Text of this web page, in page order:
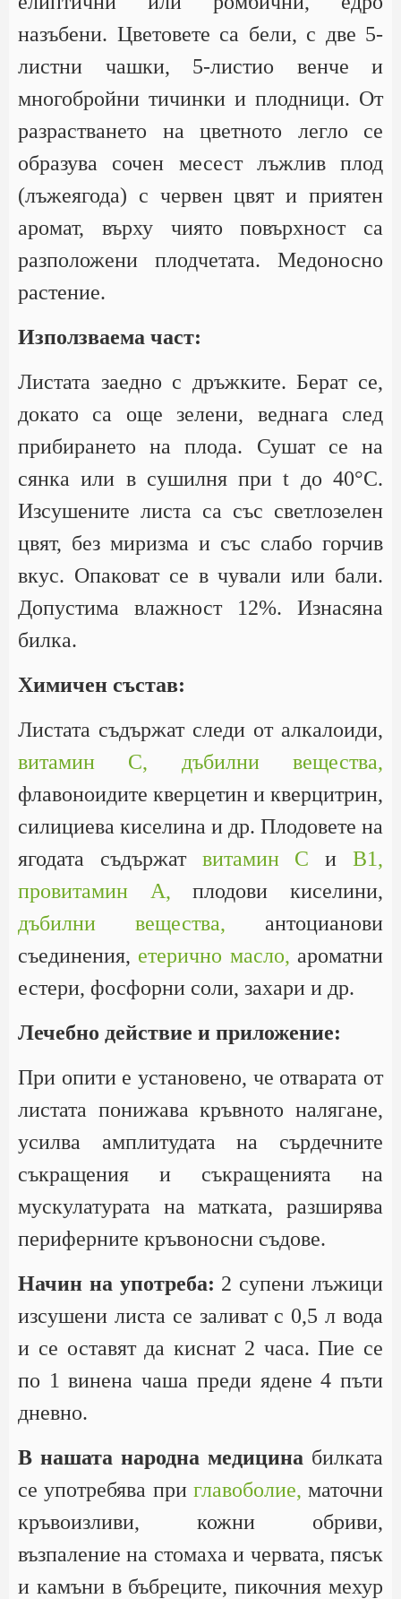
назъбени. Цветовете са бели, с две 5-
листни чашки, 5-листио венче и
многобройни тичинки и плодници. От
разрастването на цветното легло се
образува сочен месест лъжлив плод
(лъжеягода) с червен цвят и приятен
аромат, върху чиято повърхност са
разположени плодчетата. Медоносно
растение.
Използваема част:
Листата заедно с дръжките. Берат се,
докато са още зелени, веднага след
прибирането на плода. Сушат се на
сянка или в сушилня при t до 40°С.
Изсушените листа са със светлозелен
цвят, без миризма и със слабо горчив
вкус. Опаковат се в чували или бали.
Допустима влажност 12%. Изнасяна
билка.
Химичен състав:
Листата съдържат следи от алкалоиди,
витамин С,
дъбилни вещества,
флавоноидите кверцетин и кверцитрин,
силициева киселина и др. Плодовете на
ягодата съдържат витамин С иВ1,
провитамин А, плодови киселини,
дъбилни вещества, антоцианови
съединения, етерично масло, ароматни
естери, фосфорни соли, захари и др.
Лечебно действие и приложение:
При опити е установено, че отварата от
листата понижава кръвното налягане,
усилва амплитудата на сърдечните
съкращения и съкращенията на
мускулатурата на матката, разширява
периферните кръвоносни съдове.
Начин на употреба: 2 супени лъжици
изсушени листа се заливат с 0,5 л вода
и се оставят да киснат 2 часа. Пие се
по 1 винена чаша преди ядене 4 пъти
дневно.
В нашата народна медицина билката
се употребява при главоболие, маточни
кръвоизливи, кожни обриви,
възпаление на стомаха и червата, пясък
и камъни в бъбреците, пикочния мехур